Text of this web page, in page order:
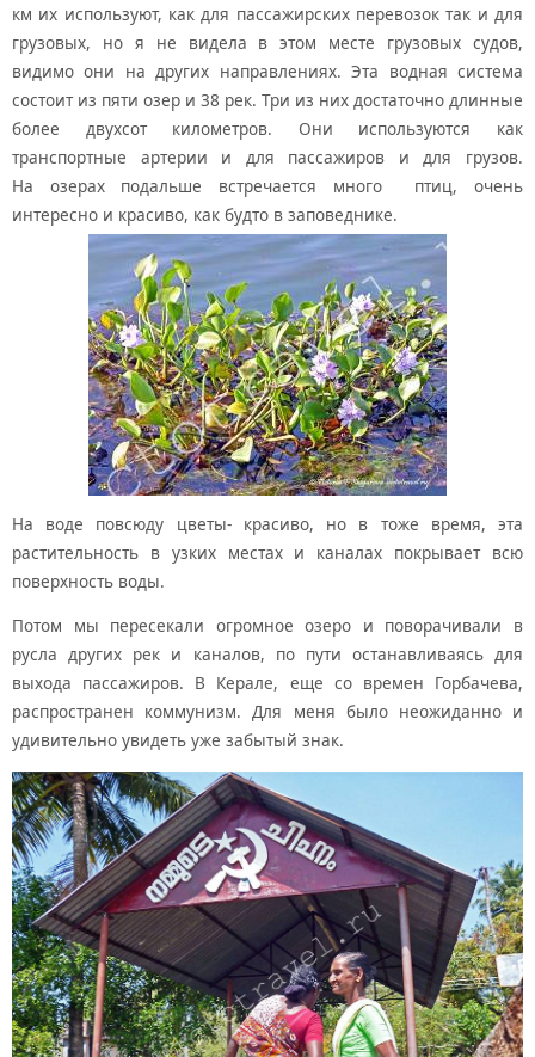
км их используют, как для пассажирских перевозок так и для
грузовых, но я не видела в этом месте грузовых судов,
видимо они на других направлениях. Эта водная система
состоит из пяти озер и 38 рек. Три из них достаточно длинные
более двухсот километров. Они используются как
транспортные артерии и для пассажиров и для грузов.
На озерах подальше встречается много птиц, очень
интересно и красиво, как будто в заповеднике.
На воде повсюду цветы- красиво, но в тоже время, эта
растительность в узких местах и каналах покрывает всю
поверхность воды.
Потом мы пересекали огромное озеро и поворачивали в
русла других рек и каналов, по пути останавливаясь для
выхода пассажиров. В Керале, еще со времен Горбачева,
распространен коммунизм. Для меня было неожиданно и
удивительно увидеть уже забытый знак.